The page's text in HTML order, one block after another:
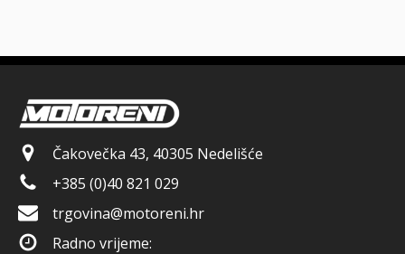
Čakovečka 43, 40305 Nedelišće
+385 (0)40 821 029
trgovina@motoreni.hr
Radno vrijeme: